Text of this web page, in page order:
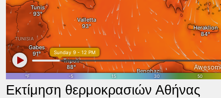
Εκτίμηση θερμοκρασιών Αθήνας